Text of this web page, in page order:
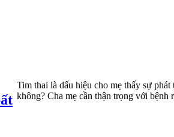
Tim thai là dấu hiệu cho mẹ thấy sự
không? Cha mẹ cần thận trọng với